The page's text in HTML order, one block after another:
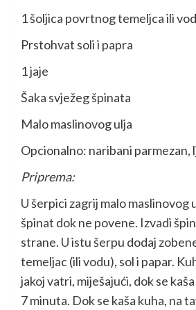
1 šoljica povrtnog temeljca ili
Prstohvat soli i papra
1 jaje
Šaka svježeg špinata
Malo maslinovog ulja
Opcionalno: naribani parmezan,
Priprema:
U šerpici zagrij malo maslinovog
špinat dok ne povene. Izvadi
strane. U istu šerpu dodaj
temeljac (ili vodu), sol i papar.
jakoj vatri, miješajući, dok se
7 minuta. Dok se kaša kuha, na